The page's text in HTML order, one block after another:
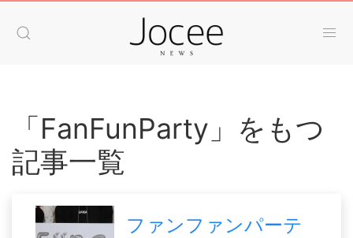
「FanFunParty」をもつ
記事一覧
ファンファンパーテ